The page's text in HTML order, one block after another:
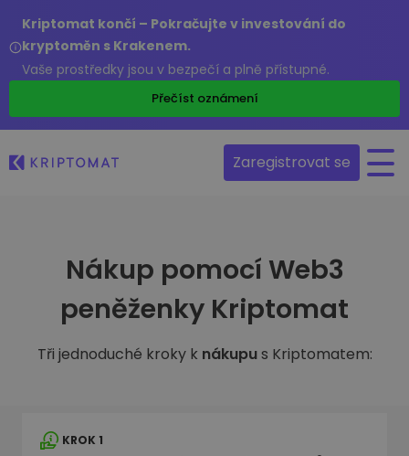
Kriptomat končí – Pokračujte v investování do
kryptoměn s Krakenem.
Vaše prostředky jsou v bezpečí a plně přístupné.
Přečíst oznámení
Zaregistrovat se
Nákup pomocí Web3
peněženky Kriptomat
Tři jednoduché kroky k nákupus Kriptomatem:
KROK 1